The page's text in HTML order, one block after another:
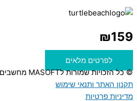
₪159
לפרטים מלאים
© כל הזכויות שמורות לMASOFT מחשבים וגיימינג
תקנון האתר ותנאי שימוש
מדיניות פרטיות